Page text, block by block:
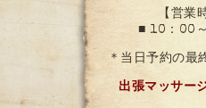
【営業
■ 10：00
＊当日予約の最
出張マッサー